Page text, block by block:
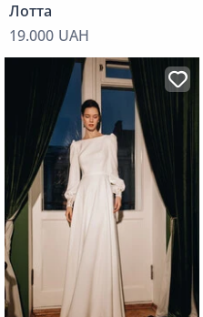
Лотта
19.000 UAH